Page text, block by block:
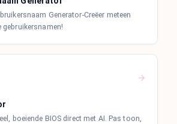
Generator-Creëer meteen
gebruikersnamen!
boeiende BIOS direct met AI. Pas toon,